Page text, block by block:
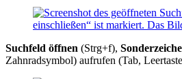
Suchfeld öffnen (Strg+f),
Zahnradsymbol) aufrufen (Tab,